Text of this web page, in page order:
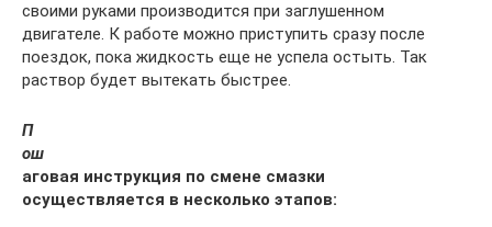
своими руками производится при заглушенном
двигателе. К работе можно приступить сразу после
поездок, пока жидкость еще не успела остыть. Так
раствор будет вытекать быстрее.
П
ош
аговая инструкция по смене смазки
осуществляется в несколько этапов: